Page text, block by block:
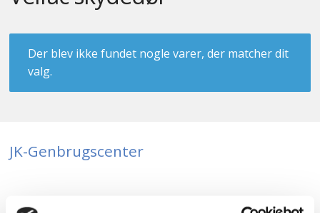
Der blev ikke fundet nogle varer, der matcher dit
valg.
JK-Genbrugscenter
Hos JK-Genbrugscenter handler vi primært med nye og